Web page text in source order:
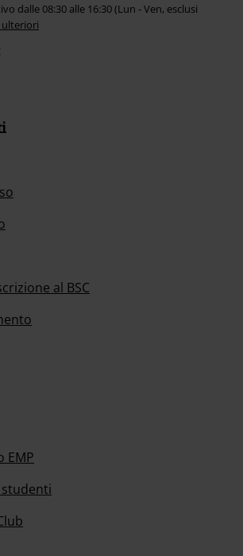
dalle 08:30 alle 16:30 (Lun - Ven, esclusi
al BSC
EMP
studenti